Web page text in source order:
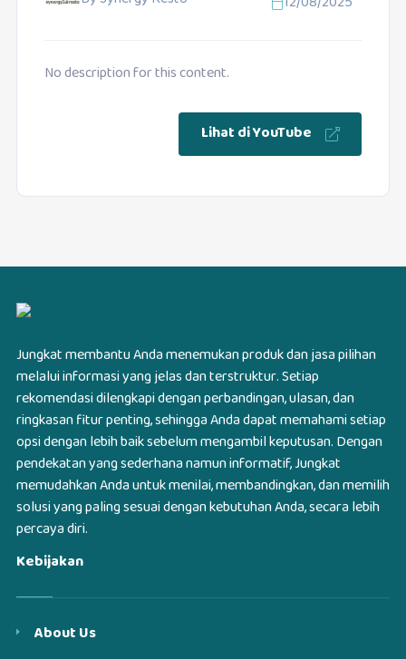
No description for this content.
Lihat di YouTube
Jungkat membantu Anda menemukan produk dan jasa pilihan
melalui informasi yang jelas dan terstruktur. Setiap
rekomendasi dilengkapi dengan perbandingan, ulasan, dan
ringkasan fitur penting, sehingga Anda dapat memahami setiap
opsi dengan lebih baik sebelum mengambil keputusan. Dengan
pendekatan yang sederhana namun informatif, Jungkat
memudahkan Anda untuk menilai, membandingkan, dan memilih
solusi yang paling sesuai dengan kebutuhan Anda, secara lebih
percaya diri.
Kebijakan
About Us